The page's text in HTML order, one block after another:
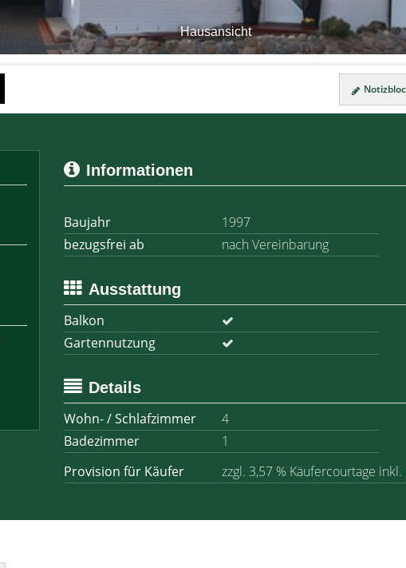
Hausansicht
Informationen
Baujahr 1997
bezugsfrei ab
nach Vereinbarung
Ausstattung
Balkon
Gartennutzung
Details
Wohn- / Schlafzimmer
4
Badezimmer
1
Provision für Käufer
zzgl. 3,57 % Käufercourtage